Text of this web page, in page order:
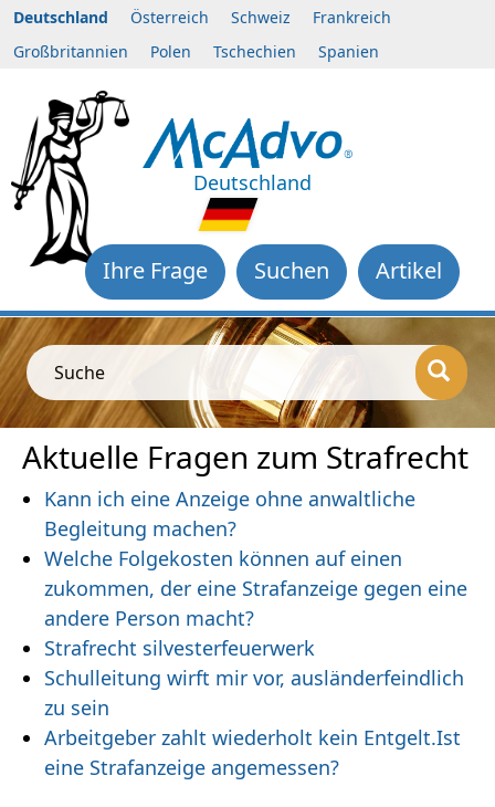
Deutschland Österreich Schweiz
Frankreich
Großbritannien
Polen Tschechien Spanien
Deutschland
Artikel
Suchen
Ihre Frage
Suche
Aktuelle Fragen zum Strafrecht
Kann ich eine Anzeige ohne anwaltliche
Begleitung machen?
Welche Folgekosten können auf einen
zukommen, der eine Strafanzeige gegen eine
andere Person macht?
Strafrecht silvesterfeuerwerk
Schulleitung wirft mir vor, ausländerfeindlich
zu sein
Arbeitgeber zahlt wiederholt kein Entgelt.Ist
eine Strafanzeige angemessen?